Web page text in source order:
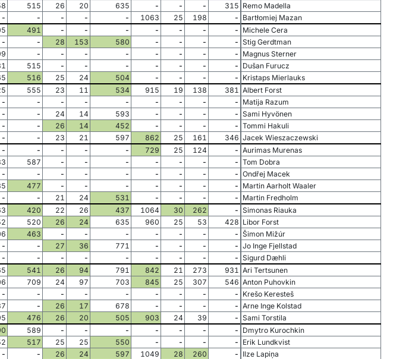
515 26 20 635 - - - 315 Remo Madella
- - - - - 1063 25 198 - Bartłomiej Mazan
491 - - - - - - - Michele Cera
- - 28 153 580 - - - - Stig Gerdtman
- - - - - - - - Magnus Sterner
515 - - - - - - - Dušan Furucz
516 25 24 504 - - - - Kristaps Mierlauks
555 23 11 534 915 19 138 381 Albert Forst
- - - - - - - - - Matija Razum
- - 24 14 593 - - - - Sami Hyvönen
- - 26 14 452 - - - - Tommi Hakuli
- - 23 21 597 862 25 161 346 Jacek Wieszaczewski
- - - - - 729 25 124 - Aurimas Murenas
587 - - - - - - - Tom Dobra
- - - - - - - - - Ondřej Macek
477 - - - - - - - Martin Aarholt Waaler
- - 21 24 531 - - - - Martin Fredholm
420 22 26 437 1064 30 262 - Simonas Riauka
520 26 24 635 960 25 53 428 Libor Forst
463 - - - - - - - Šimon Mižúr
- - 27 36 771 - - - - Jo Inge Fjellstad
- - - - - - - - - Sigurd Dæhli
541 26 94 791 842 21 273 931 Ari Tertsunen
709 24 97 703 845 25 307 546 Anton Puhovkin
- - - - - - - - - Krešo Keresteš
- 26 17 678 - - - - Arne Inge Kolstad
476 26 20 505 903 24 39 - Sami Torstila
589 - - - - - - - Dmytro Kurochkin
517 25 25 550 - - - - Erik Lundkvist
- - 26 24 597 1049 28 260 - Ilze Lapiņa